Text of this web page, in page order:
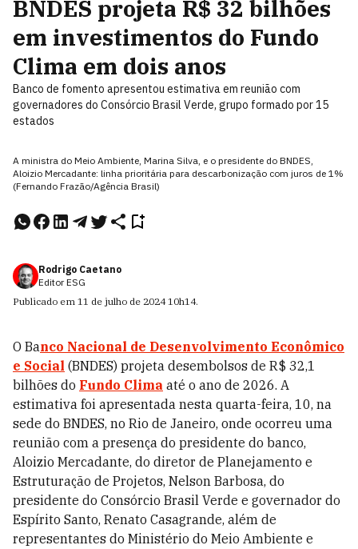
BNDES projeta R$ 32 bilhões
em investimentos do Fundo
Clima em dois anos
Banco de fomento apresentou estimativa em reunião com
governadores do Consórcio Brasil Verde, grupo formado por 15
estados
A ministra do Meio Ambiente, Marina Silva, e o presidente do BNDES,
Aloizio Mercadante: linha prioritária para descarbonização com juros de 1%
(Fernando Frazão/Agência Brasil)
Rodrigo Caetano
Editor ESG
Publicado em 11 de julho de 2024 10h14.
O Banco Nacional de Desenvolvimento Econômico
e Social (BNDES) projeta desembolsos de R$ 32,1
bilhões do Fundo Clima até o ano de 2026. A
estimativa foi apresentada nesta quarta-feira, 10, na
sede do BNDES, no Rio de Janeiro, onde ocorreu uma
reunião com a presença do presidente do banco,
Aloizio Mercadante, do diretor de Planejamento e
Estruturação de Projetos, Nelson Barbosa, do
presidente do Consórcio Brasil Verde e governador do
Espírito Santo, Renato Casagrande, além de
representantes do Ministério do Meio Ambiente e